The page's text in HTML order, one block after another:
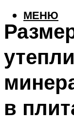
МЕНЮ
в